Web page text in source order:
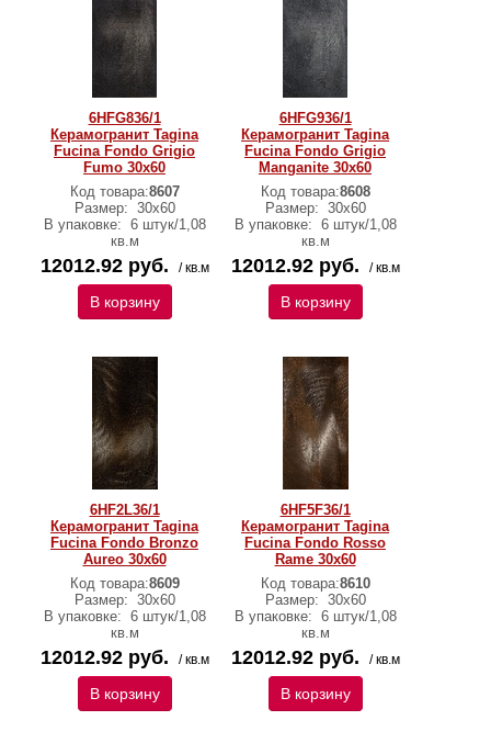
6HFG836/1
Керамогранит Tagina
Fucina Fondo Grigio
Fumo 30x60
Код товара:8607
Размер: 30x60
В упаковке: 6 штук/1,08
кв.м
12012.92 руб. / кв.м
В корзину
6HFG936/1
Керамогранит Tagina
Fucina Fondo Grigio
Manganite 30x60
Код товара:8608
Размер: 30x60
В упаковке: 6 штук/1,08
кв.м
12012.92 руб. / кв.м
В корзину
6HF2L36/1
Керамогранит Tagina
Fucina Fondo Bronzo
Aureo 30x60
Код товара:8609
Размер: 30x60
В упаковке: 6 штук/1,08
кв.м
12012.92 руб. / кв.м
В корзину
6HF5F36/1
Керамогранит Tagina
Fucina Fondo Rosso
Rame 30x60
Код товара:8610
Размер: 30x60
В упаковке: 6 штук/1,08
кв.м
12012.92 руб. / кв.м
В корзину